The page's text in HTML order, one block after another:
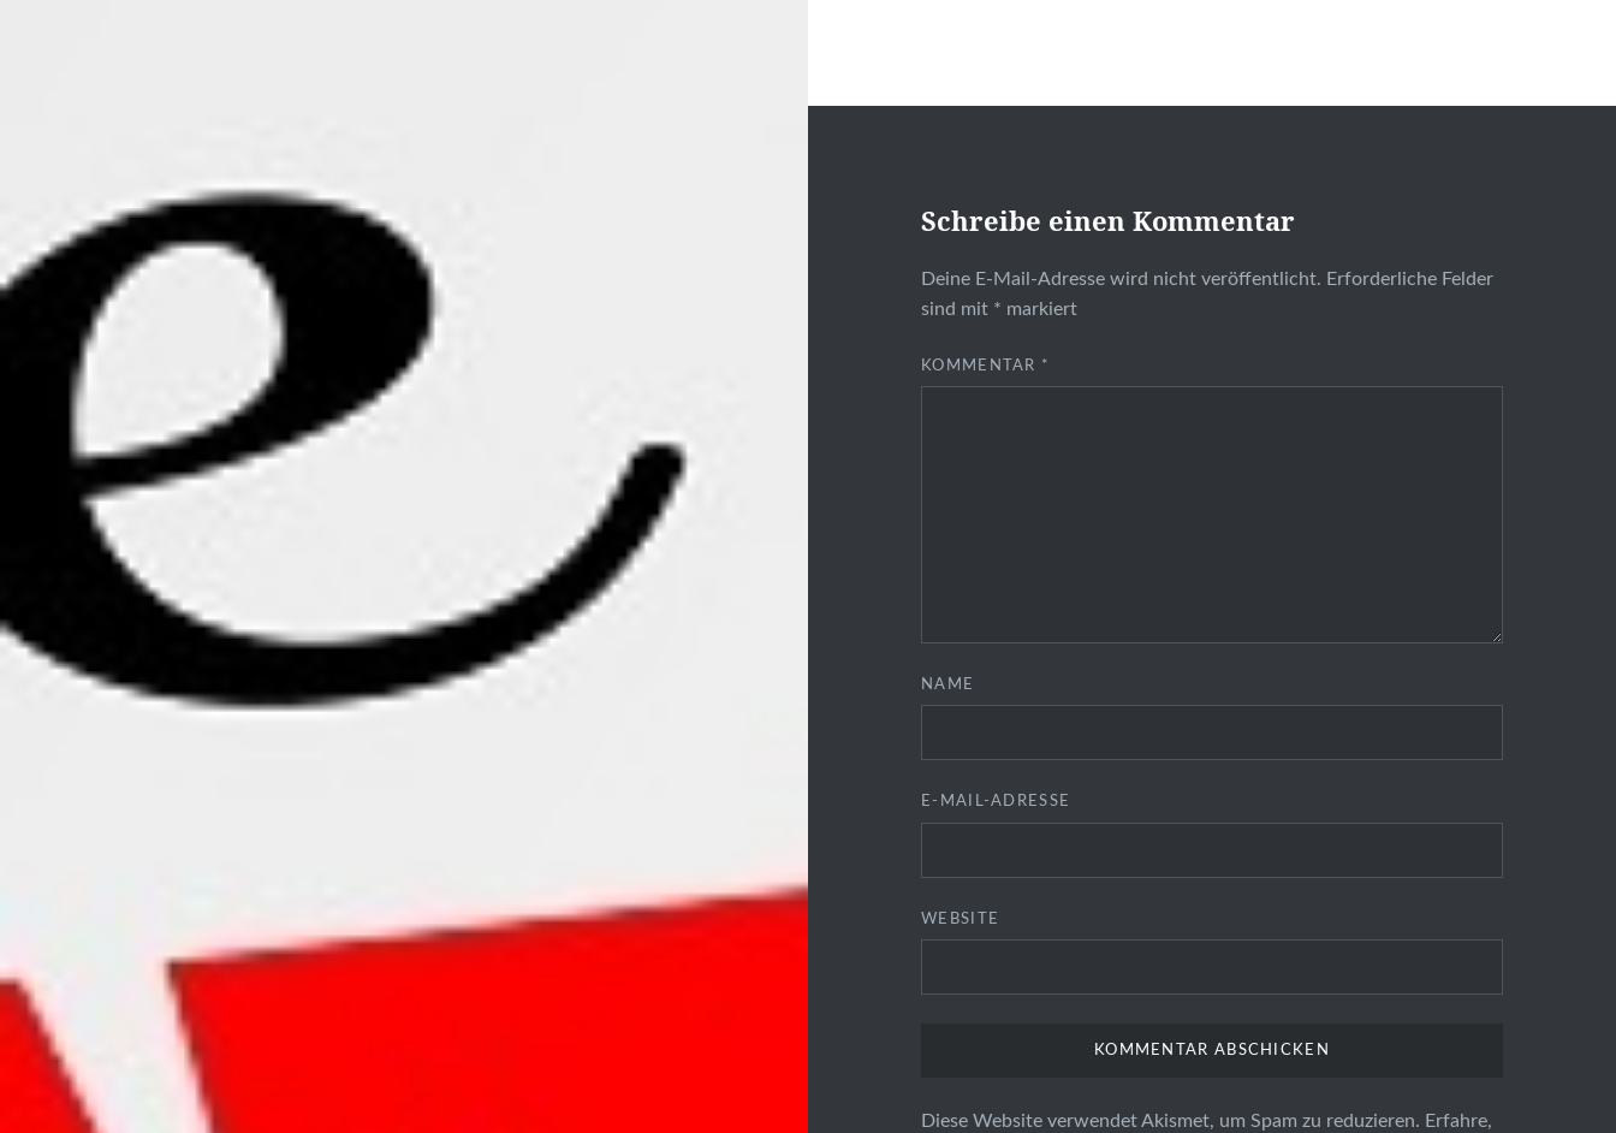
Schreibe einen Kommentar
Deine E-Mail-Adresse wird nicht veröffentlicht. Erforderliche Felder
sind mit * markiert
KOMMENTAR *
NAME
E-MAIL-ADRESSE
WEBSITE
Diese Website verwendet Akismet, um Spam zu reduzieren. Erfahre,